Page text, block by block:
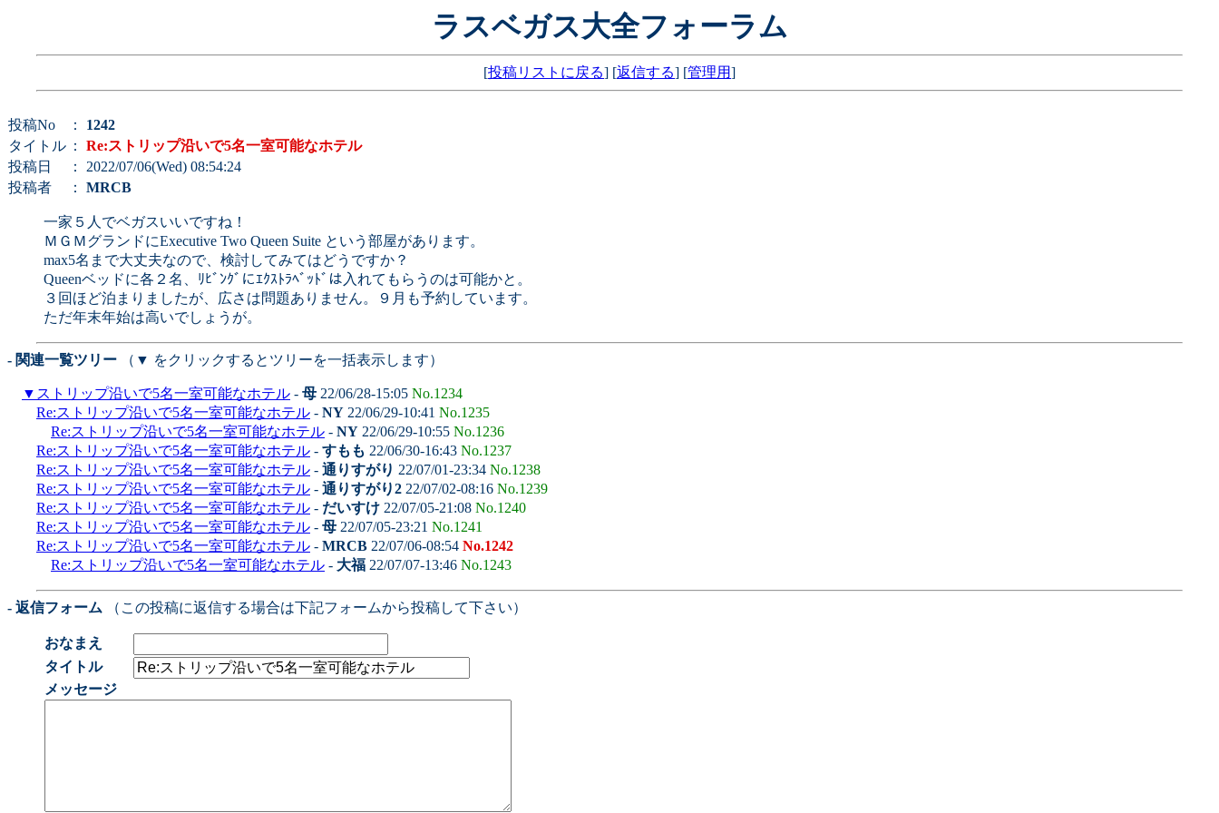
ラスベガス大全フォーラム
[投稿リストに戻る] [返信する] [管理用]
投稿No ： 1242
タイトル ： Re:ストリップ沿いで5名一室可能なホテル
投稿日
： 2022/07/06(Wed) 08:54:24
投稿者
： MRCB
一家５人でベガスいいですね！
ＭＧＭグランドにExecutive Two Queen Suite という部屋があります。
max5名まで大丈夫なので、検討してみてはどうですか？
Queenベッドに各２名、ﾘﾋﾞﾝｸﾞにｴｸｽﾄﾗﾍﾞｯﾄﾞは入れてもらうのは可能かと。
３回ほど泊まりましたが、広さは問題ありません。９月も予約しています。
ただ年末年始は高いでしょうが。
- 関連一覧ツリー （▼ をクリックするとツリーを一括表示します）
▼ ストリップ沿いで5名一室可能なホテル - 母 22/06/28-15:05 No.1234
Re:ストリップ沿いで5名一室可能なホテル - NY 22/06/29-10:41 No.1235
Re:ストリップ沿いで5名一室可能なホテル - NY 22/06/29-10:55 No.1236
Re:ストリップ沿いで5名一室可能なホテル - すもも 22/06/30-16:43 No.1237
Re:ストリップ沿いで5名一室可能なホテル - 通りすがり 22/07/01-23:34 No.1238
Re:ストリップ沿いで5名一室可能なホテル - 通りすがり2 22/07/02-08:16 No.1239
Re:ストリップ沿いで5名一室可能なホテル - だいすけ 22/07/05-21:08 No.1240
Re:ストリップ沿いで5名一室可能なホテル - 母 22/07/05-23:21 No.1241
Re:ストリップ沿いで5名一室可能なホテル - MRCB 22/07/06-08:54 No.1242
Re:ストリップ沿いで5名一室可能なホテル - 大福 22/07/07-13:46 No.1243
- 返信フォーム （この投稿に返信する場合は下記フォームから投稿して下さい）
おなまえ
タイトル
メッセージ